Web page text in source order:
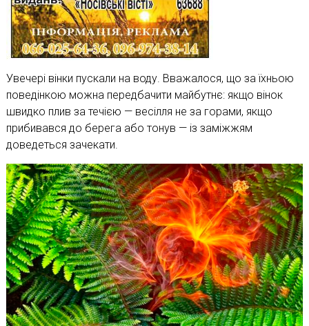
Увечері вінки пускали на воду. Вважалося, що за їхньою
поведінкою можна передбачити майбутнє: якщо вінок
швидко плив за течією — весілля не за горами, якщо
прибивався до берега або тонув — із заміжжям
доведеться зачекати.